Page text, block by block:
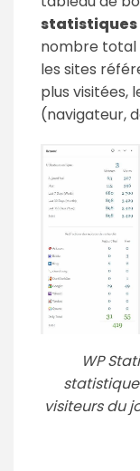
statistiques
nombre total
les sites
plus visitées,
(navigateur,
WP
visiteurs du